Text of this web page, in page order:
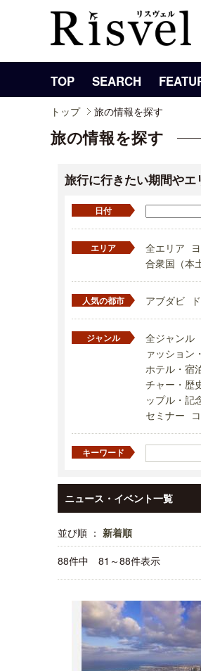
TOP SEARCH
トップ 旅の情報を探す
旅の情報を探す
旅行に行きたい期間や
日付
エリア 全エリア
合衆国（本
人気の都市 アブダビ
ジャンル 全ジャンル
ァッション
ホテル・宿
チャー・歴
ップル・記
セミナー
キーワード
ニュース・イベント一覧
並び順 ： 新着順
88件中 81～88件表示